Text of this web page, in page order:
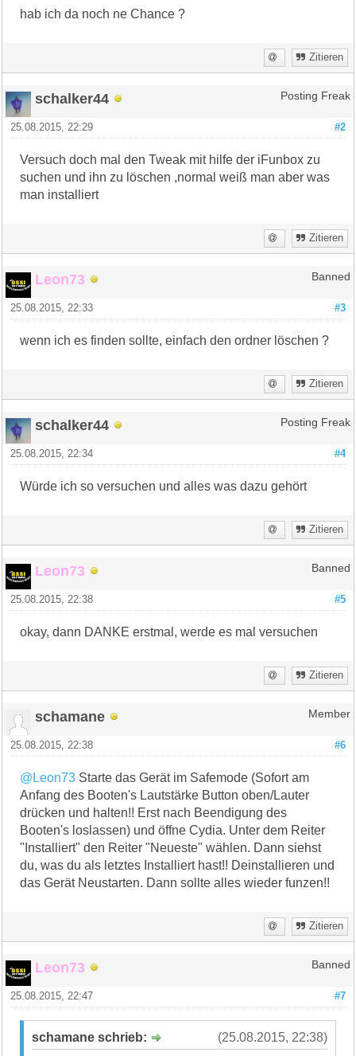
hab ich da noch ne Chance ?
Zitieren
schalker44 Posting Freak
#2
25.08.2015, 22:29
Versuch doch mal den Tweak mit hilfe der iFunbox zu
suchen und ihn zu löschen ,normal weiß man aber was
man installiert
Zitieren
Leon73 Banned
#3
25.08.2015, 22:33
wenn ich es finden sollte, einfach den ordner löschen ?
Zitieren
schalker44 Posting Freak
#4
25.08.2015, 22:34
Würde ich so versuchen und alles was dazu gehört
Zitieren
Leon73 Banned
#5
25.08.2015, 22:38
okay, dann DANKE erstmal, werde es mal versuchen
Zitieren
schamane Member
#6
25.08.2015, 22:38
@Leon73 Starte das Gerät im Safemode (Sofort am
Anfang des Booten's Lautstärke Button oben/Lauter
drücken und halten!! Erst nach Beendigung des
Booten's loslassen) und öffne Cydia. Unter dem Reiter
"Installiert" den Reiter "Neueste" wählen. Dann siehst
du, was du als letztes Installiert hast!! Deinstallieren und
das Gerät Neustarten. Dann sollte alles wieder funzen!!
Zitieren
Leon73 Banned
#7
25.08.2015, 22:47
(25.08.2015, 22:38)
schamane schrieb: